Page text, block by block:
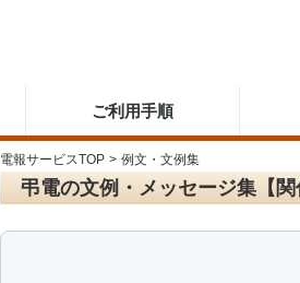
ご利用手順
電報サービスTOP > 例文・文例集
弔電の文例・メッセージ集【